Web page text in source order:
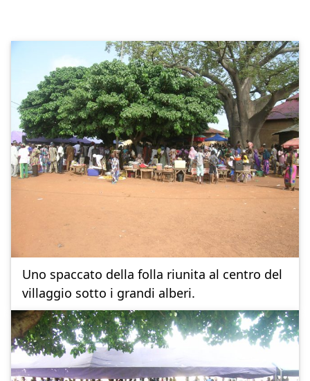
Uno spaccato della folla riunita al centro del
villaggio sotto i grandi alberi.